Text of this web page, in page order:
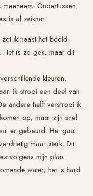
Ondertussen
is al zeiknat.
ik naast het beeld
Het is zo gek, maar dit
kleuren.
Ik strooi een deel van
andere helft verstrooi ik
op, maar zijn snel
er gebeurd. Het gaat
maar sterk. Dit
volgens mijn plan.
water, het is hard